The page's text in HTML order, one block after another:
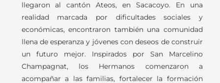
llegaron al cantón Ateos, en Sacacoyo. En una
realidad marcada por dificultades sociales y
económicas, encontraron también una comunidad
llena de esperanza y jóvenes con deseos de construir
un futuro mejor. Inspirados por San Marcelino
Champagnat, los Hermanos comenzaron a
acompañar a las familias, fortalecer la formación